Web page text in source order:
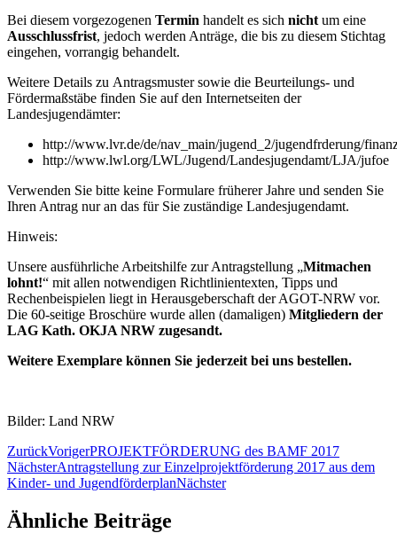
Bei diesem vorgezogenen Termin handelt es sich nicht um eine
Ausschlussfrist, jedoch werden Anträge, die bis zu diesem Stichtag
eingehen, vorrangig behandelt.
Weitere Details zu Antragsmuster sowie die Beurteilungs- und
Fördermaßstäbe finden Sie auf den Internetseiten der
Landesjugendämter:
http://www.lvr.de/de/nav_main/jugend_2/jugendfrderung/
http://www.lwl.org/LWL/Jugend/Landesjugendamt/LJA/jufoe
Verwenden Sie bitte keine Formulare früherer Jahre und senden Sie
Ihren Antrag nur an das für Sie zuständige Landesjugendamt.
Hinweis:
Unsere ausführliche Arbeitshilfe zur Antragstellung „Mitmachen
lohnt!“ mit allen notwendigen Richtlinientexten, Tipps und
Rechenbeispielen liegt in Herausgeberschaft der AGOT-NRW vor.
Die 60-seitige Broschüre wurde allen (damaligen) Mitgliedern der
LAG Kath. OKJA NRW zugesandt.
Weitere Exemplare können Sie jederzeit bei uns bestellen.
Bilder: Land NRW
ZurückVorigerPROJEKTFÖRDERUNG des BAMF 2017
NächsterAntragstellung zur Einzelprojektförderung 2017 aus dem
Kinder- und JugendförderplanNächster
Ähnliche Beiträge